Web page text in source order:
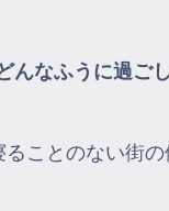
んなふうに過ご
ことのない街